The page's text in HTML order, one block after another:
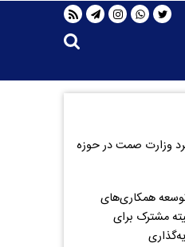
به عملکرد وزارت صمت در حوزه
همکاری‌های
مشترک برای